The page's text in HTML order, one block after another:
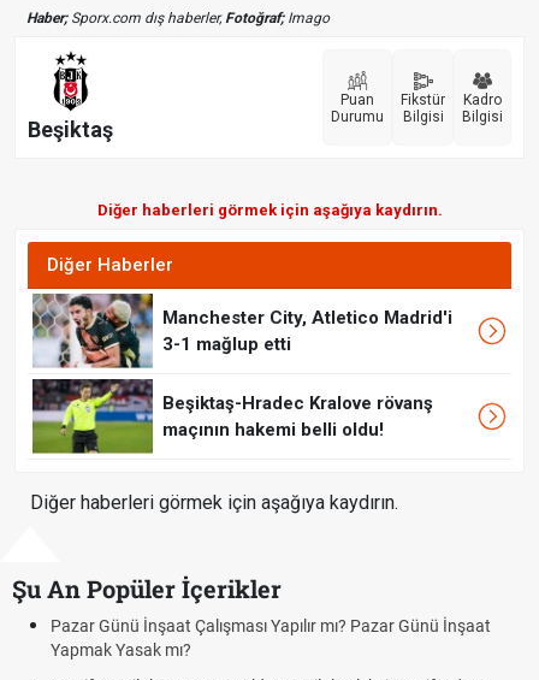
Haber;Sporx.com dış haberler,Fotoğraf;Imago
Beşiktaş
Puan
Durumu
Fikstür
Bilgisi
Kadro
Bilgisi
Diğer haberleri görmek için aşağıya kaydırın.
Diğer Haberler
Manchester City, Atletico Madrid'i
3-1 mağlup etti
Beşiktaş-Hradec Kralove rövanş
maçının hakemi belli oldu!
Diğer haberleri görmek için aşağıya kaydırın.
Şu An Popüler İçerikler
Pazar Günü İnşaat Çalışması Yapılır mı? Pazar Günü İnşaat
Yapmak Yasak mı?